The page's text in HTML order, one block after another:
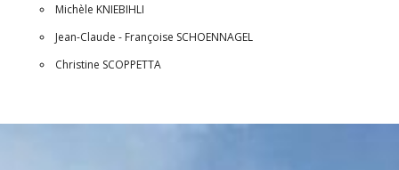
Michèle KNIEBIHLI
Jean-Claude - Françoise SCHOENNAGEL
Christine SCOPPETTA